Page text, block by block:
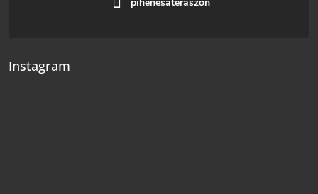
Instagram